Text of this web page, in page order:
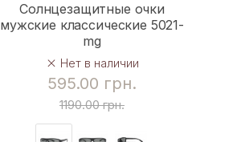
Солнцезащитные очки
мужские классические 5021-
mg
Нет в наличии
595.00 грн.
1190.00 грн.